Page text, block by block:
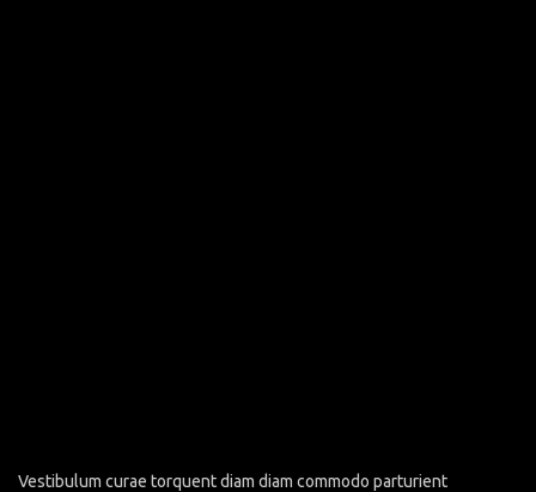
Vestibulum curae torquent diam diam commodo parturient